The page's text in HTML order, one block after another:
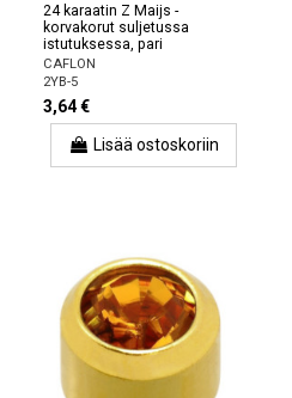
24 karaatin Z Maijs -
korvakorut suljetussa
istutuksessa, pari
CAFLON
2YB-5
3,64 €
Lisää ostoskoriin